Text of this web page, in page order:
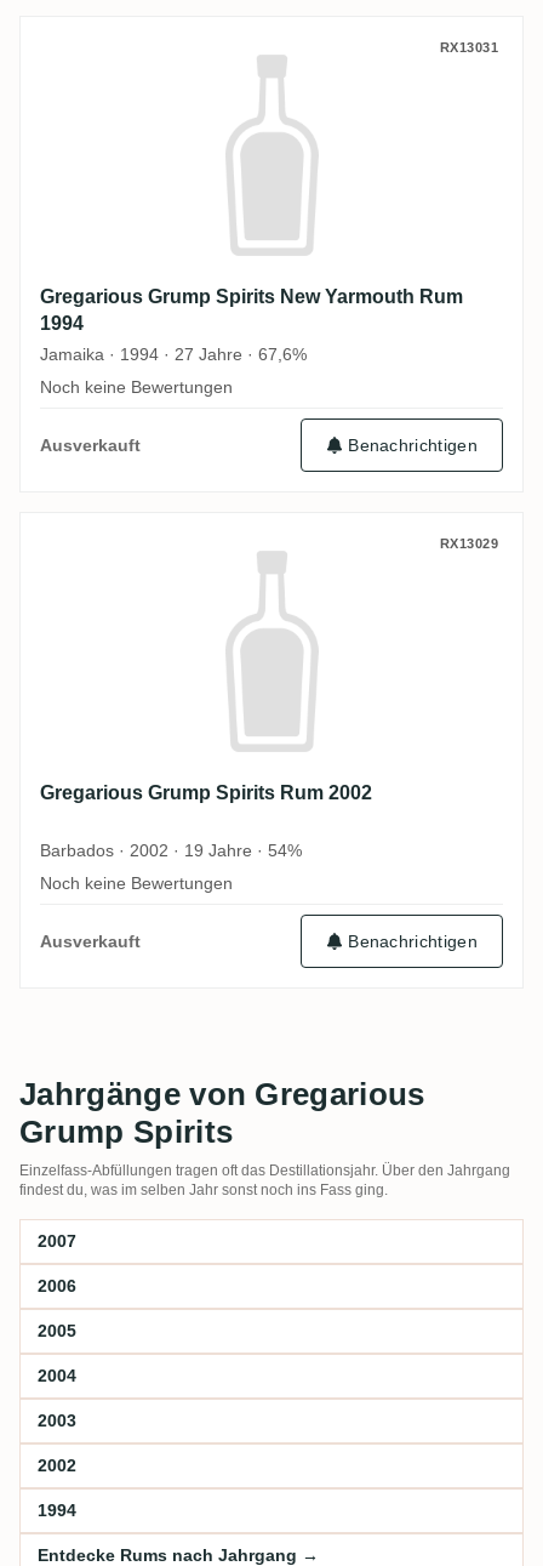
Gregarious Grump Spirits New Yarmouth
RX13031
Gregarious Grump Spirits New Yarmouth Rum
1994
Jamaika · 1994 · 27 Jahre · 67,6%
Noch keine Bewertungen
Ausverkauft Benachrichtigen
Gregarious Grump Spirits Rum 2002
RX13029
Gregarious Grump Spirits Rum 2002
Barbados · 2002 · 19 Jahre · 54%
Noch keine Bewertungen
Ausverkauft Benachrichtigen
Jahrgänge von Gregarious
Grump Spirits
Einzelfass-Abfüllungen tragen oft das Destillationsjahr. Über den Jahrgang
findest du, was im selben Jahr sonst noch ins Fass ging.
2007
2006
2005
2004
2003
2002
1994
Entdecke Rums nach Jahrgang →